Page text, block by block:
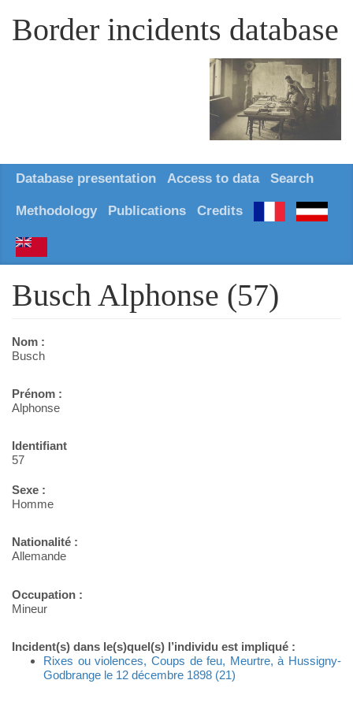
Border incidents database
Database presentation Access to data Search
Methodology Publications Credits
Busch Alphonse (57)
Nom :
Busch
Prénom :
Alphonse
Identifiant
57
Sexe :
Homme
Nationalité :
Allemande
Occupation :
Mineur
Incident(s) dans le(s)quel(s) l’individu est impliqué :
Rixes ou violences, Coups de feu, Meurtre, à Hussigny-
Godbrange le 12 décembre 1898 (21)